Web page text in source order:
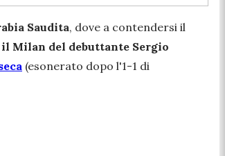
Saudita, dove a contendersi il
Milan del debuttante Sergio
(esonerato dopo l'1-1 di